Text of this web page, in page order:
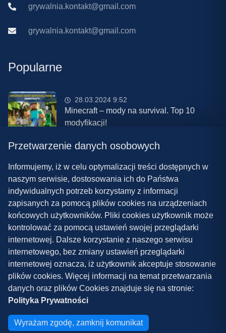
grywalnia.kontakt@gmail.com
grywalnia.kontakt@gmail.com
Popularne
28.03.2024 9:52
Minecraft – mody na survival. Top 10
modyfikacji!
08.03.2024 13:28
Najlepsze mody do ETS 2 w 2024 roku –
nowa paczka!
Polityka prywatności
Współpraca
Kontakt
Przetwarzenie danych osobowych
Informujemy, iż w celu optymalizacji treści dostępnych w
naszym serwisie, dostosowania ich do Państwa
indywidualnych potrzeb korzystamy z informacji
zapisanych za pomocą plików cookies na urządzeniach
końcowych użytkowników. Pliki cookies użytkownik może
kontrolować za pomocą ustawień swojej przeglądarki
internetowej. Dalsze korzystanie z naszego serwisu
internetowego, bez zmiany ustawień przeglądarki
internetowej oznacza, iż użytkownik akceptuje stosowanie
plików cookies. Więcej informacji na temat przetwarzania
danych oraz plików Cookies znajduje się na stronie:
Polityka Prywatności
Wyrażam zgodę, zamknij komunikat